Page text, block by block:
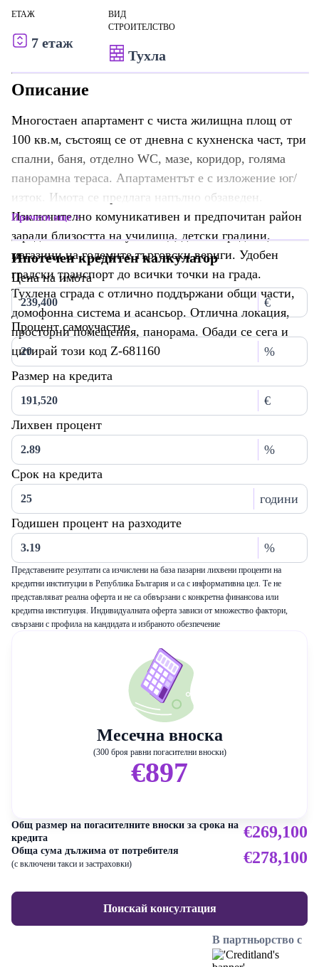
ЕТАЖ
7 етаж
ВИД
СТРОИТЕЛСТВО
Тухла
Описание
Многостаен апартамент с чиста жилищна площ от
100 кв.м, състоящ се от дневна с кухненска част, три
спални, баня, отделно WC, мазе, коридор, голяма
панорамна тераса. Апартаментът е с изложение юг/
изток. Имота се предлага напълно обзаведен.
Изключително комуникативен и предпочитан район
заради близостта на училища, детски градини,
магазини на големите търговски вериги. Удобен
градски транспорт до всички точки на града.
Тухлена сграда с отлично поддържани общи части,
домофонна система и асансьор. Отлична локация,
просторни помещения, панорама. Обади се сега и
цитирай този код Z-681160
Прочети още
Ипотечен кредитен калкулатор
Цена на имота
€
Процент самоучастие
%
Размер на кредита
€
Лихвен процент
%
Срок на кредита
години
Годишен процент на разходите
%
Представените резултати са изчислени на база пазарни лихвени проценти на
кредитни институции в Република България и са с информативна цел. Те не
представляват реална оферта и не са обвързани с конкретна финансова или
кредитна институция. Индивидуалната оферта зависи от множество фактори,
свързани с профила на кандидата и избраното обезпечение
Месечна вноска
(300 броя равни погасителни вноски)
€897
Общ размер на погасителните вноски за срока на
кредита
€269,100
Обща сума дължима от потребителя
(с включени такси и застраховки) €278,100
Поискай консултация
В партньорство с